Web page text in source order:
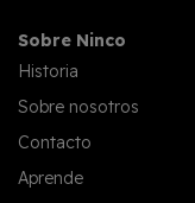
Sobre Ninco
Historia
Sobre nosotros
Contacto
Aprende